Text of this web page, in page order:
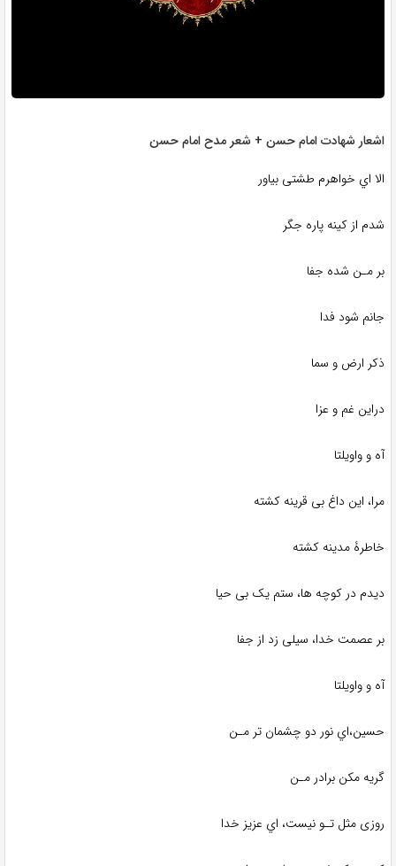
اشعار شهادت امام حسن + شعر مدح امام حسن
الا اي خواهرم طشتی بیاور
شدم از کینه پاره جگر
بر مـن شده جفا
جانم شود فدا
ذکر ارض و سما
دراین غم و عزا
آه و واویلتا
مرا، این داغ بی قرینه کشته
خاطرۀ مدینه کشته
دیدم در کوچه ها، ستم یک بی حیا
بر عصمت خدا، سیلی زد از جفا
آه و واویلتا
حسین،اي نور دو چشمان تر مـن
گریه مکن برادر مـن
روزی مثل تـو نیست، اي عزیز خدا